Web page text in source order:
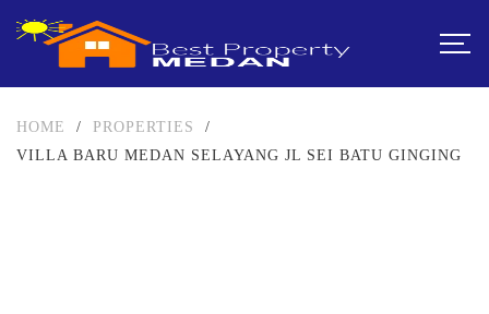
HOME / PROPERTIES
/
VILLA BARU MEDAN SELAYANG JL SEI BATU GINGING